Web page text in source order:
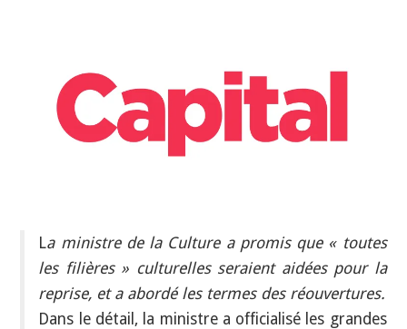
La ministre de la Culture a promis que « toutes
les filières » culturelles seraient aidées pour la
reprise, et a abordé les termes des réouvertures.
Dans le détail, la ministre a officialisé les grandes